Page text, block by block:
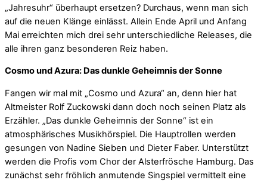
„Jahresuhr“ überhaupt ersetzen? Durchaus, wenn man sich
auf die neuen Klänge einlässt. Allein Ende April und Anfang
Mai erreichten mich drei sehr unterschiedliche Releases, die
alle ihren ganz besonderen Reiz haben.
Cosmo und Azura: Das dunkle Geheimnis der Sonne
Fangen wir mal mit „Cosmo und Azura“ an, denn hier hat
Altmeister Rolf Zuckowski dann doch noch seinen Platz als
Erzähler. „Das dunkle Geheimnis der Sonne“ ist ein
atmosphärisches Musikhörspiel. Die Hauptrollen werden
gesungen von Nadine Sieben und Dieter Faber. Unterstützt
werden die Profis vom Chor der Alsterfrösche Hamburg. Das
zunächst sehr fröhlich anmutende Singspiel vermittelt eine